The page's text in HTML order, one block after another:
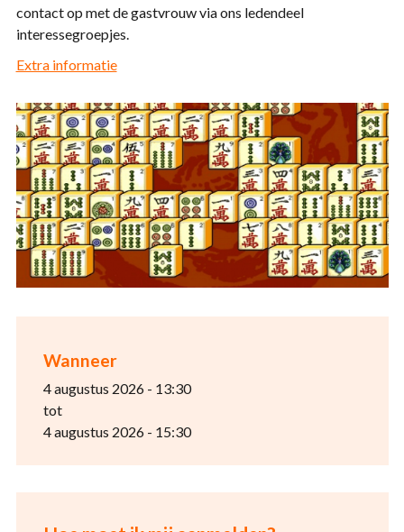
Wanneer
4 augustus 2026 - 13:30
tot
4 augustus 2026 - 15:30
contact op met de gastvrouw via ons ledendeel
interessegroepjes.
Extra informatie